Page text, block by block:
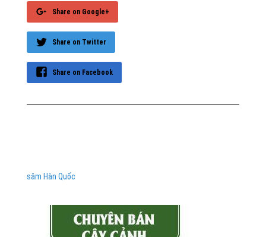
Share on Google+
Share on Twitter
Share on Facebook
sâm Hàn Quốc